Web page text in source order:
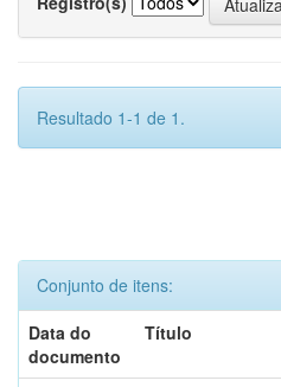
Resultado 1-1 de 1.
Conjunto de itens:
Data do
documento
Título